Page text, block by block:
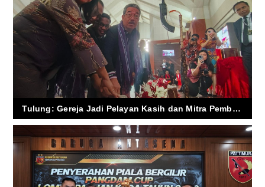
Tulung: Gereja Jadi Pelayan Kasih dan Mitra Pembangunan Bangsa